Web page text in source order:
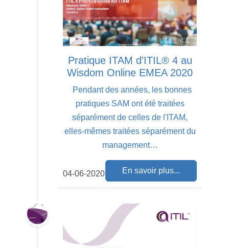
Pratique ITAM d’ITIL® 4 au
Wisdom Online EMEA 2020
Pendant des années, les bonnes
pratiques SAM ont été traitées
séparément de celles de l'ITAM,
elles-mêmes traitées séparément du
management…
En savoir plus...
04-06-2020